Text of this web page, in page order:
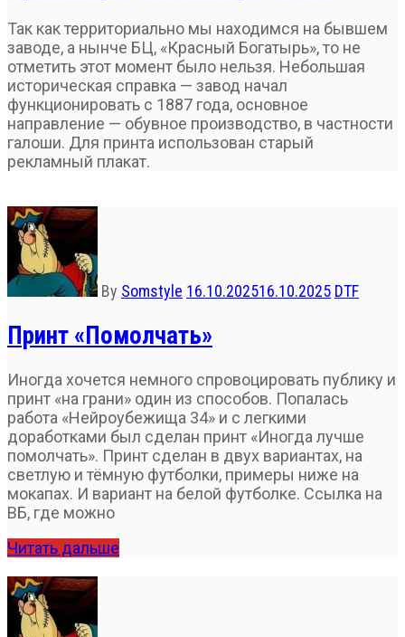
Так как территориально мы находимся на бывшем
заводе, а нынче БЦ, «Красный Богатырь», то не
отметить этот момент было нельзя. Небольшая
историческая справка — завод начал
функционировать с 1887 года, основное
направление — обувное производство, в частности
галоши. Для принта использован старый
рекламный плакат.
By Somstyle 16.10.202516.10.2025 DTF
Принт «Помолчать»
Иногда хочется немного спровоцировать публику и
принт «на грани» один из способов. Попалась
работа «Нейроубежища 34» и с легкими
доработками был сделан принт «Иногда лучше
помолчать». Принт сделан в двух вариантах, на
светлую и тёмную футболки, примеры ниже на
мокапах. И вариант на белой футболке. Ссылка на
ВБ, где можно
Читать дальше